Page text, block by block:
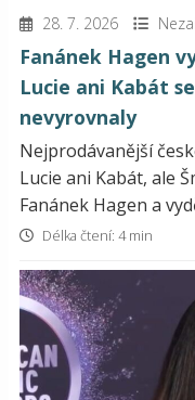
28. 7. 2026
Fanánek Hagen
Lucie ani Kabát
nevyrovnaly
Nejprodávanější
Lucie ani Kabát, ale
Fanánek Hagen a
Délka čtení: 4 min